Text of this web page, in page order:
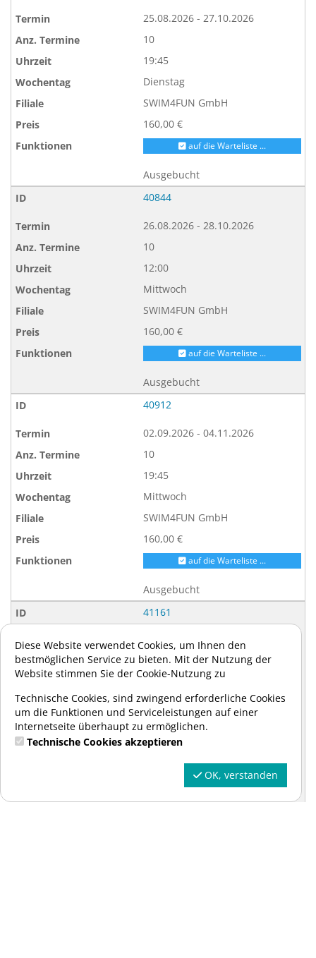
25.08.2026 - 27.10.2026
10
19:45
Dienstag
SWIM4FUN GmbH
160,00 €
auf die Warteliste ...
Ausgebucht
40844
26.08.2026 - 28.10.2026
10
12:00
Mittwoch
SWIM4FUN GmbH
160,00 €
auf die Warteliste ...
Ausgebucht
40912
02.09.2026 - 04.11.2026
10
19:45
Mittwoch
SWIM4FUN GmbH
160,00 €
auf die Warteliste ...
Ausgebucht
41161
03.09.2026 - 05.11.2026
10
Donnerstag
SWIM4FUN GmbH
160,00 €
Diese Website verwendet Cookies, um Ihnen den
bestmöglichen Service zu bieten. Mit der Nutzung der
Website stimmen Sie der Cookie-Nutzung zu
Technische Cookies, sind zwingend erforderliche Cookies
um die Funktionen und Serviceleistungen auf einer
Internetseite überhaupt zu ermöglichen.
Technische Cookies akzeptieren
OK, verstanden